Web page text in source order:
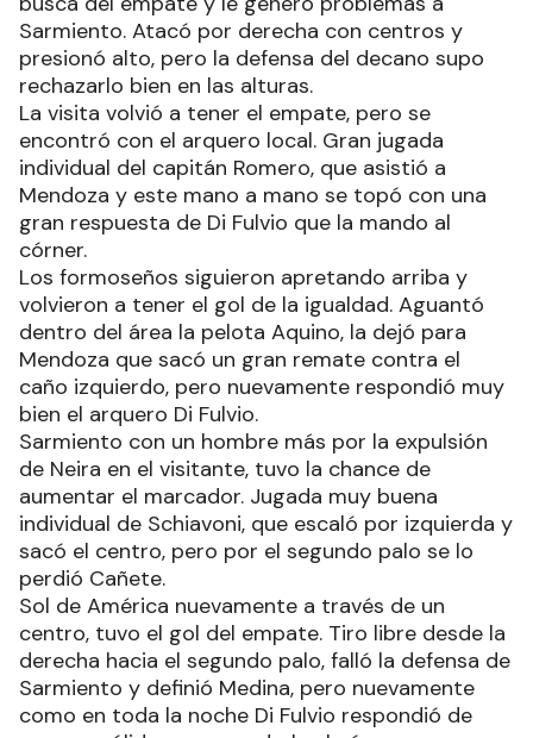
Sarmiento. Atacó por derecha con centros y
presionó alto, pero la defensa del decano supo
rechazarlo bien en las alturas.
La visita volvió a tener el empate, pero se
encontró con el arquero local. Gran jugada
individual del capitán Romero, que asistió a
Mendoza y este mano a mano se topó con una
gran respuesta de Di Fulvio que la mando al
córner.
Los formoseños siguieron apretando arriba y
volvieron a tener el gol de la igualdad. Aguantó
dentro del área la pelota Aquino, la dejó para
Mendoza que sacó un gran remate contra el
caño izquierdo, pero nuevamente respondió muy
bien el arquero Di Fulvio.
Sarmiento con un hombre más por la expulsión
de Neira en el visitante, tuvo la chance de
aumentar el marcador. Jugada muy buena
individual de Schiavoni, que escaló por izquierda y
sacó el centro, pero por el segundo palo se lo
perdió Cañete.
Sol de América nuevamente a través de un
centro, tuvo el gol del empate. Tiro libre desde la
derecha hacia el segundo palo, falló la defensa de
Sarmiento y definió Medina, pero nuevamente
como en toda la noche Di Fulvio respondió de